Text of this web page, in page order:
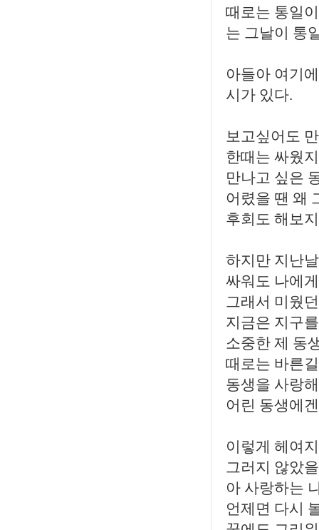
때로는 통일
는 그날이 통
아들아 여기
시가 있다.
보고싶어도
한때는 싸웠
만나고 싶은
어렸을 땐 왜
후회도 해보
하지만 지난
싸워도 나에
그래서 미웠
지금은 지구
소중한 제 동
때로는 바른
동생을 사랑
어린 동생에
이렇게 헤여
그러지 않았
아 사랑하는
언제면 다시